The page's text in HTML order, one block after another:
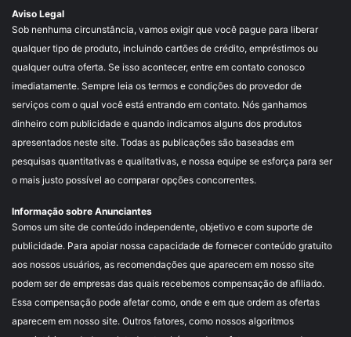
Aviso Legal
Sob nenhuma circunstância, vamos exigir que você pague para liberar
qualquer tipo de produto, incluindo cartões de crédito, empréstimos ou
qualquer outra oferta. Se isso acontecer, entre em contato conosco
imediatamente. Sempre leia os termos e condições do provedor de
serviços com o qual você está entrando em contato. Nós ganhamos
dinheiro com publicidade e quando indicamos alguns dos produtos
apresentados neste site. Todas as publicações são baseadas em
pesquisas quantitativas e qualitativas, e nossa equipe se esforça para ser
o mais justo possível ao comparar opções concorrentes.
Informação sobre Anunciantes
Somos um site de conteúdo independente, objetivo e com suporte de
publicidade. Para apoiar nossa capacidade de fornecer conteúdo gratuito
aos nossos usuários, as recomendações que aparecem em nosso site
podem ser de empresas das quais recebemos compensação de afiliado.
Essa compensação pode afetar como, onde e em que ordem as ofertas
aparecem em nosso site. Outros fatores, como nossos algoritmos